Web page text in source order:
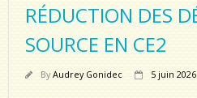
RÉDUCTION DES
SOURCE EN CE2
ByAudrey Gonidec 5 juin 2026